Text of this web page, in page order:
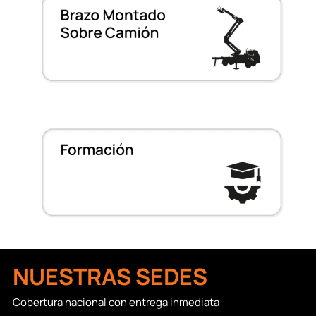
NUESTRAS SEDES
Cobertura nacional con entrega inmediata